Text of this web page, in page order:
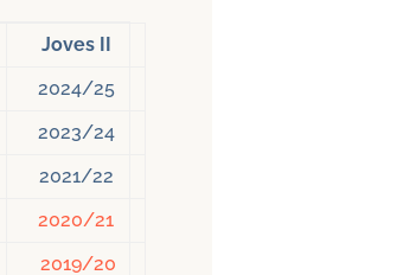
Joves II
2024/25
2023/24
2021/22
2020/21
2019/20